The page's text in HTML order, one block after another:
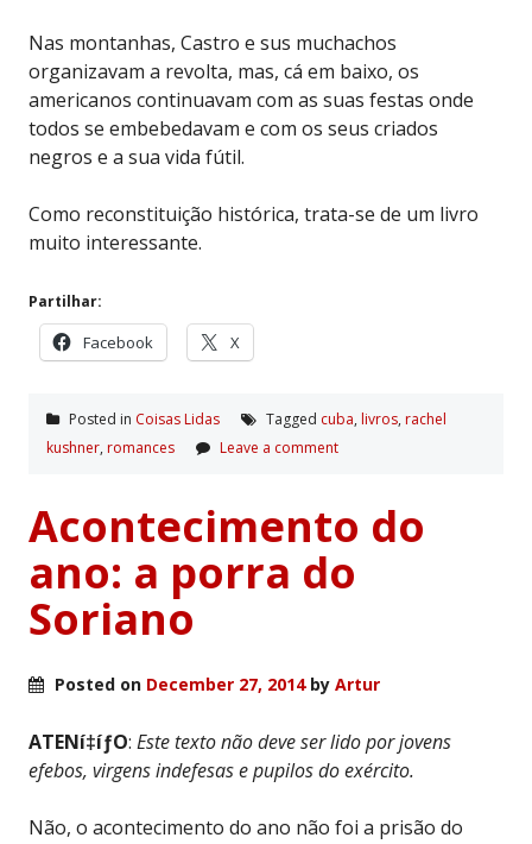
Nas montanhas, Castro e sus muchachos
organizavam a revolta, mas, cá em baixo, os
americanos continuavam com as suas festas onde
todos se embebedavam e com os seus criados
negros e a sua vida fútil.
Como reconstituição histórica, trata-se de um livro
muito interessante.
Partilhar:
Facebook X
Posted in Coisas Lidas Tagged cuba, livros, rachel
kushner, romances Leave a comment
Acontecimento do
ano: a porra do
Soriano
Posted on December 27, 2014by Artur
ATENí‡íƒO: Este texto não deve ser lido por jovens
efebos, virgens indefesas e pupilos do exército.
Não, o acontecimento do ano não foi a prisão do